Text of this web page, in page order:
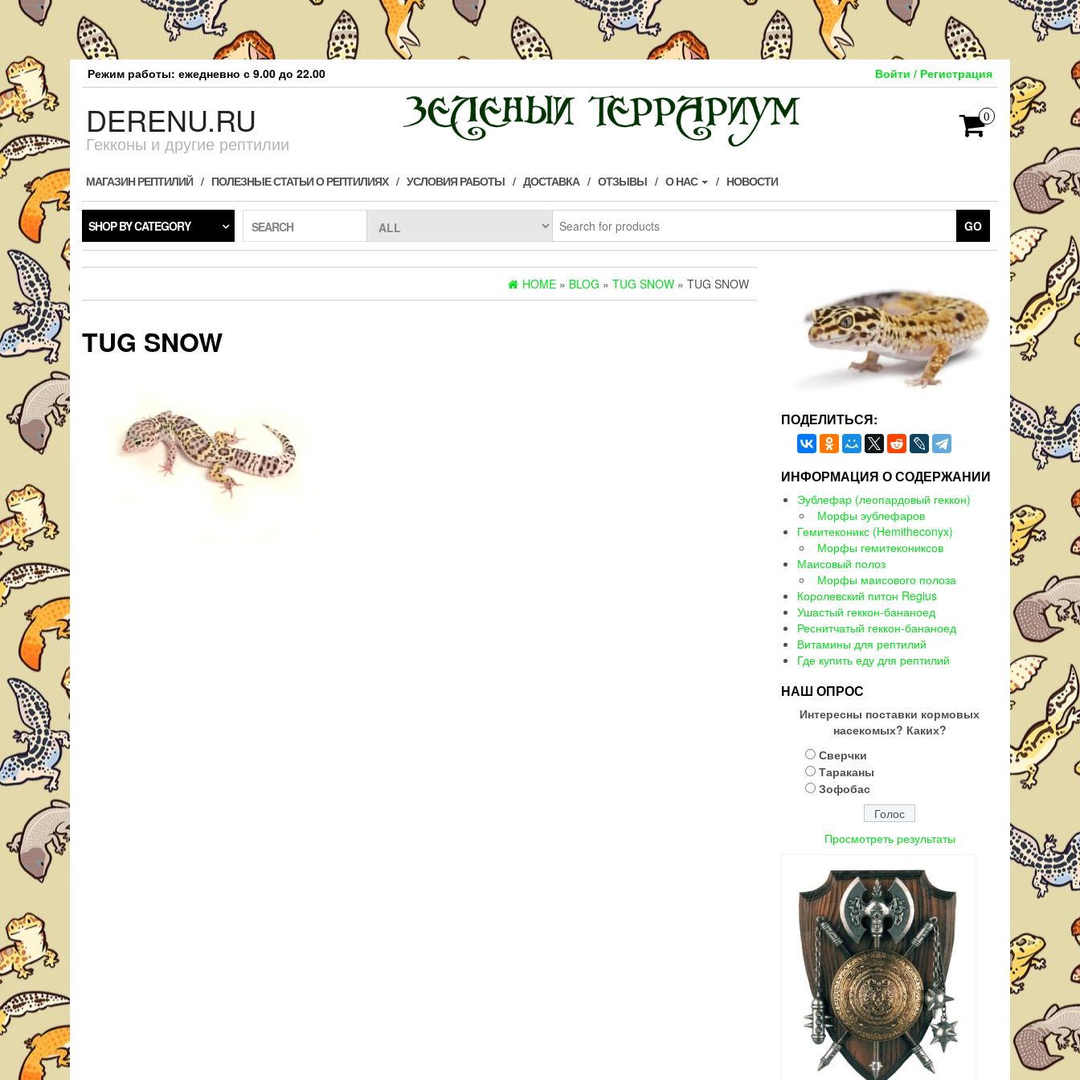
Skip
to
the
content
Режим работы: ежедневно с 9.00 до 22.00 Войти / Регистрация
DERENU.RU
Гекконы и другие рептилии
0
МАГАЗИН РЕПТИЛИЙ ПОЛЕЗНЫЕ СТАТЬИ О РЕПТИЛИЯХ УСЛОВИЯ РАБОТЫ ДОСТАВКА ОТЗЫВЫ О НАС НОВОСТИ
SHOP BY CATEGORY SEARCH GO
HOME » BLOG » TUG SNOW » TUG SNOW
TUG SNOW
ПОДЕЛИТЬСЯ:
ИНФОРМАЦИЯ О СОДЕРЖАНИИ
Эублефар (леопардовый геккон)
Морфы эублефаров
Гемитеконикс (Hemitheconyx)
Морфы гемитекониксов
Маисовый полоз
Морфы маисового полоза
Королевский питон Regius
Ушастый геккон-бананоед
Реснитчатый геккон-бананоед
Витамины для рептилий
Где купить еду для рептилий
НАШ ОПРОС
Интересны поставки кормовых
насекомых? Каких?
Сверчки
Тараканы
Зофобас
Просмотреть результаты